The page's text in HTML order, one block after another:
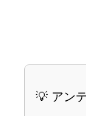
💡 アン